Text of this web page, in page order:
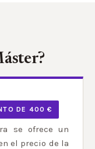
DE 400 €
se ofrece un
el precio de la